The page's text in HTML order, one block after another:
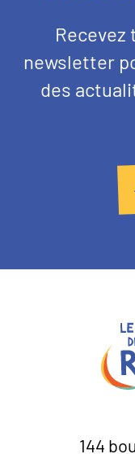
Texte
d'introduction
Recevez
newsletter
des
144